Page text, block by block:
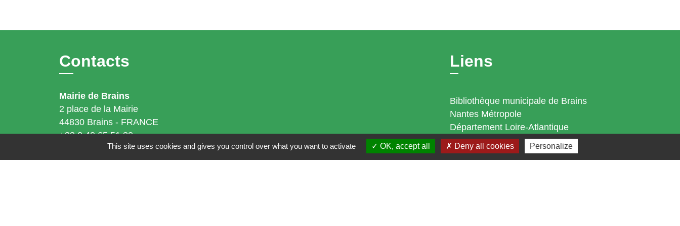
Contacts
Mairie de Brains
2 place de la Mairie
44830 Brains - FRANCE
+33 2 40 65 51 30
Contact par formulaire
Liens
Bibliothèque municipale de Brains
Nantes Métropole
Département Loire-Atlantique
Région Pays de la Loire
Préfecture de la Loire-Atlantique
This site uses cookies and gives you control over what you want to activate OK, accept all Deny all cookies Personalize